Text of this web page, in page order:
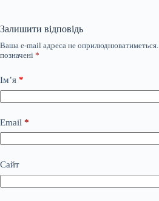
Залишити відповідь
Ваша e-mail адреса не оприлюднюватиметься.
позначені *
Ім’я *
Email *
Сайт